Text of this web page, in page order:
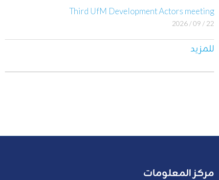
Third UfM Development Actors meeting
22 / 09 / 2026
للمزيد
مركز المعلومات